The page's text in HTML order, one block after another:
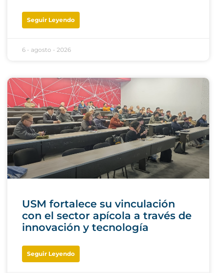
Seguir Leyendo
6 - agosto - 2026
USM fortalece su vinculación
con el sector apícola a través de
innovación y tecnología
Seguir Leyendo